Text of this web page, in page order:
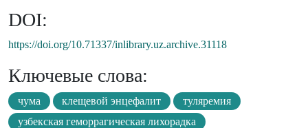
DOI:
https://doi.org/10.71337/inlibrary.uz.archive.31118
Ключевые слова:
чума клещевой энцефалит
туляремия
узбекская геморрагическая лихорадка